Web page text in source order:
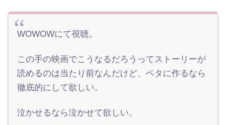
WOWOWにて視聴。
この手の映画でこうなるだろうってストーリーが
読めるのは当たり前なんだけど、ベタに作るなら
徹底的にして欲しい。
泣かせるなら泣かせて欲しい。